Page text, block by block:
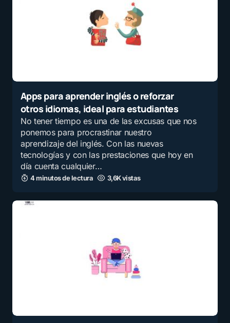
Apps para aprender inglés o reforzar
otros idiomas, ideal para estudiantes
No tener tiempo es una de las excusas que nos
ponemos para procrastinar nuestro
aprendizaje del inglés. Con las nuevas
tecnologías y con las prestaciones que hoy en
día cuenta cualquier…
4 minutos de lectura 3,6K vistas